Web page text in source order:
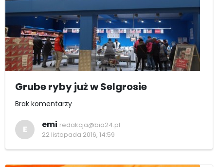
Grube ryby już w Selgrosie
Brak komentarzy
E emi redakcja@bia24.pl
22 listopada 2016, 14:59